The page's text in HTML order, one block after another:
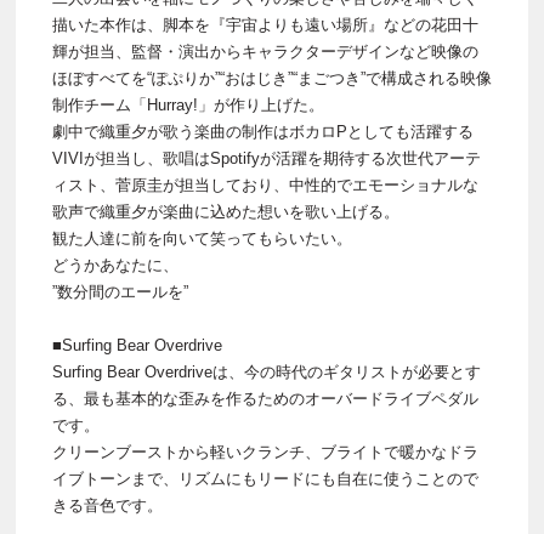
描いた本作は、脚本を『宇宙よりも遠い場所』などの花田十
輝が担当、監督・演出からキャラクターデザインなど映像の
ほぼすべてを“ぽぷりか”“おはじき”“まごつき”で構成される映像
制作チーム「Hurray!」が作り上げた。
劇中で織重夕が歌う楽曲の制作はボカロPとしても活躍する
VIVIが担当し、歌唱はSpotifyが活躍を期待する次世代アーテ
ィスト、菅原圭が担当しており、中性的でエモーショナルな
歌声で織重夕が楽曲に込めた想いを歌い上げる。
観た人達に前を向いて笑ってもらいたい。
どうかあなたに、
”数分間のエールを”
■Surfing Bear Overdrive
Surfing Bear Overdriveは、今の時代のギタリストが必要とす
る、最も基本的な歪みを作るためのオーバードライブペダル
です。
クリーンブーストから軽いクランチ、ブライトで暖かなドラ
イブトーンまで、リズムにもリードにも自在に使うことので
きる音色です。